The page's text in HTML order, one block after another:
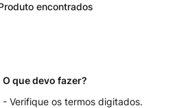
Verifique os termos digitados.